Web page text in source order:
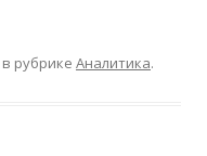
в рубрике Аналитика.